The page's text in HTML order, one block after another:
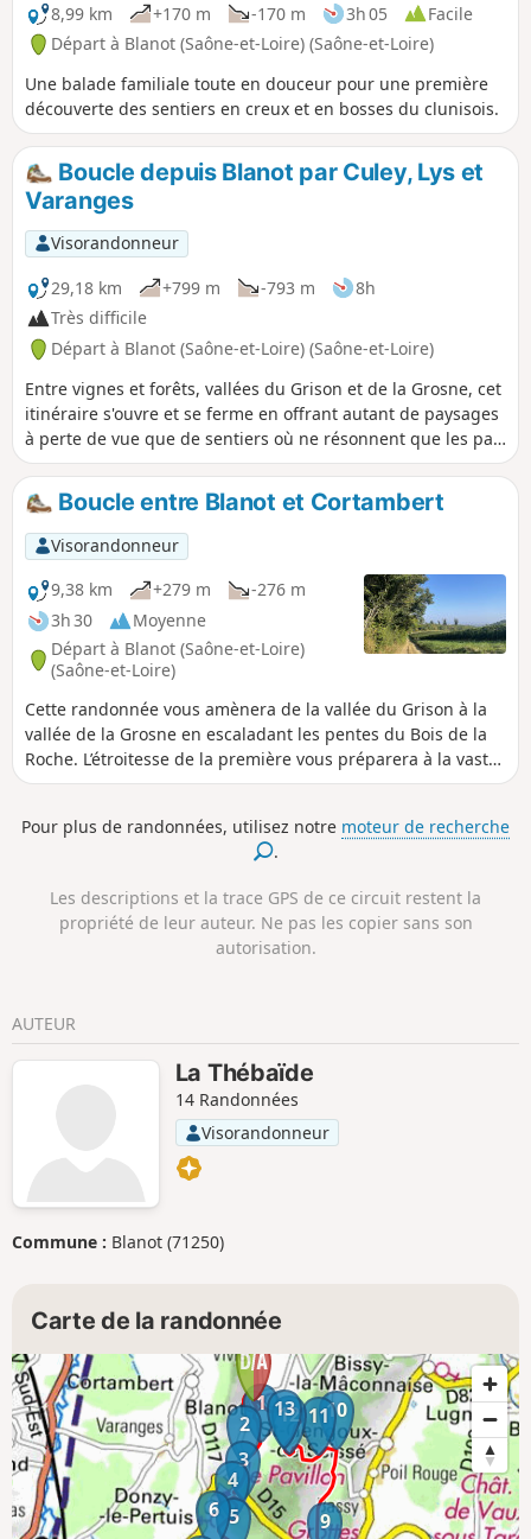
8,99 km
+170 m -170 m 3h 05
Facile
Départ à Blanot (Saône-et-Loire) (Saône-et-Loire)
Une balade familiale toute en douceur pour une première
découverte des sentiers en creux et en bosses du clunisois.
Boucle depuis Blanot par Culey, Lys et
Varanges
Visorandonneur
29,18 km
+799 m -793 m
8h
Très difficile
Départ à Blanot (Saône-et-Loire) (Saône-et-Loire)
Entre vignes et forêts, vallées du Grison et de la Grosne, cet
itinéraire s'ouvre et se ferme en offrant autant de paysages
à perte de vue que de sentiers où ne résonnent que les pas
de celui qui les foule. Ce parcours ne ménage pas celui qui
l'entreprend, il monte, descend, se fait doux, parfois, pour
mieux le stimuler, l'amener plus loin...
Boucle entre Blanot et Cortambert
Visorandonneur
9,38 km
+279 m
-276 m
3h 30
Moyenne
Départ à Blanot (Saône-et-Loire)
(Saône-et-Loire)
Cette randonnée vous amènera de la vallée du Grison à la
vallée de la Grosne en escaladant les pentes du Bois de la
Roche. L’étroitesse de la première vous préparera à la vaste
étendue de la seconde. L’histoire accompagnera chacun de
pentes.
Pour plus de randonnées, utilisez notre moteur de recherche
.
Les descriptions et la trace GPS de ce circuit restent la
propriété de leur auteur. Ne pas les copier sans son
autorisation.
AUTEUR
La Thébaïde
14 Randonnées
Visorandonneur
Commune : Blanot (71250)
Carte de la randonnée
1
2
3
4
5
6
9
10
11
12
13